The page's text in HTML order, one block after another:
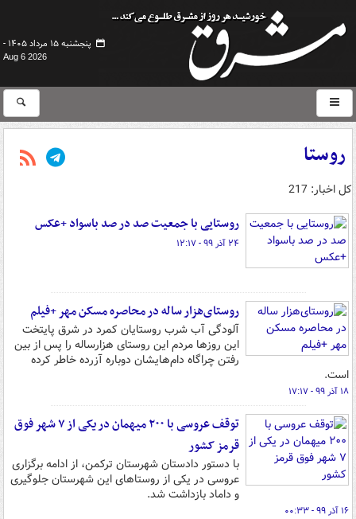
پنجشنبه ۱۵ مرداد ۱۴۰۵ -
Aug 6 2026
روستا
کل اخبار: 217
روستایی با جمعیت صد در صد باسواد +عکس
۲۴ آذر ۹۹ - ۱۲:۱۷
روستای‌هزار ساله در محاصره مسکن مهر +فیلم
آلودگی آب شرب روستایان کمرد در شرق پایتخت
این روزها مردم این روستای هزارساله را پس از بین
رفتن چراگاه‌ دام‌هایشان دوباره آزرده خاطر کرده
است.
۱۸ آذر ۹۹ - ۱۷:۱۷
توقف عروسی با ۲۰۰ میهمان در یکی از ۷ شهر فوق
قرمز کشور
با دستور دادستان شهرستان ترکمن، از ادامه برگزاری
عروسی در یکی از روستاهای این شهرستان جلوگیری
و داماد بازداشت شد.
۱۶ آذر ۹۹ - ۰۰:۳۳